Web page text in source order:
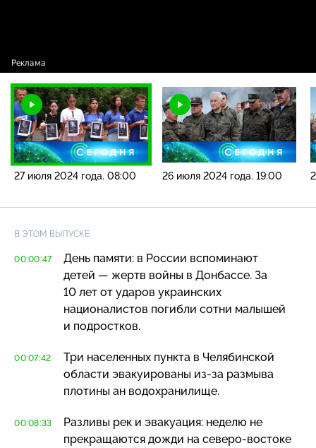
27 июля 2024 года. 08:00 26 июля 2024 года. 19:00
В ЭТОМ ВЫПУСКЕ:
00:00:47
День памяти: в России вспоминают
детей — жертв войны в Донбассе. За
10 лет от ударов украинских
националистов погибли сотни малышей
и подростков.
00:07:42
Три населенных пункта в Челябинской
области эвакуированы из-за размыва
плотины ан водохранилище.
00:08:33
Разливы рек и эвакуация: неделю не
прекращаются дожди на северо-востоке